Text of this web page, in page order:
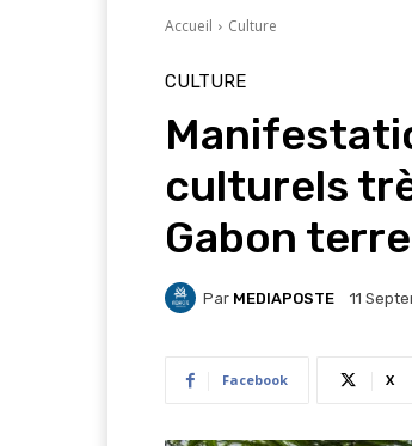
Accueil Culture
CULTURE
culturels
Gabon
Par MEDIAPOSTE 11
Facebook X